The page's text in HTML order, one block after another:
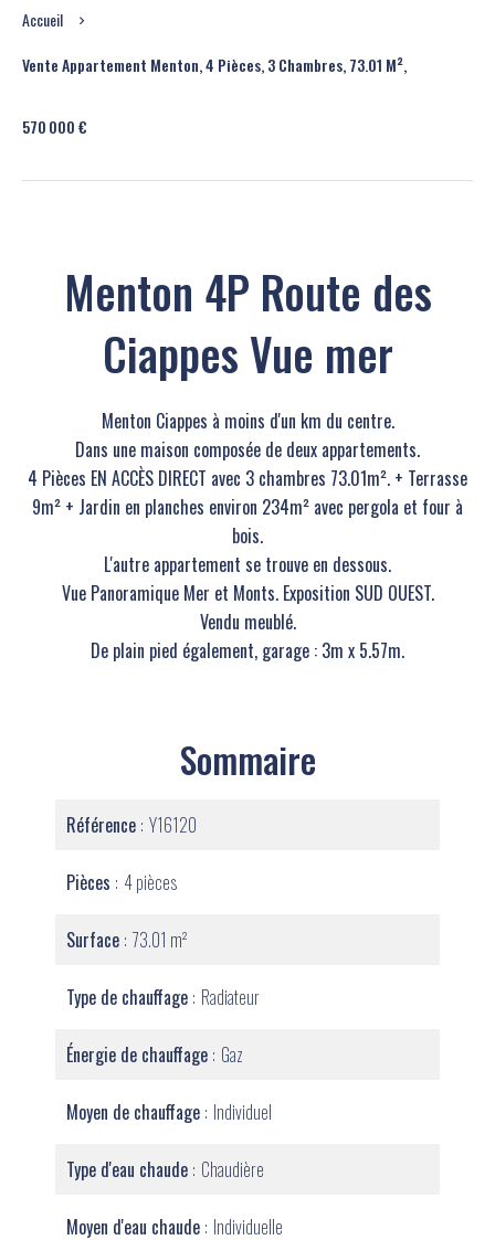
Accueil
Vente Appartement Menton, 4 Pièces, 3 Chambres, 73.01 M²,
570 000 €
Menton 4P Route des
Ciappes Vue mer
Menton Ciappes à moins d'un km du centre.
Dans une maison composée de deux appartements.
4 Pièces EN ACCÈS DIRECT avec 3 chambres 73.01m². + Terrasse
9m² + Jardin en planches environ 234m² avec pergola et four à
bois.
L'autre appartement se trouve en dessous.
Vue Panoramique Mer et Monts. Exposition SUD OUEST.
Vendu meublé.
De plain pied également, garage : 3m x 5.57m.
Sommaire
Référence Y16120
Pièces 4 pièces
Surface 73.01 m²
Type de chauffage Radiateur
Énergie de chauffage Gaz
Moyen de chauffage Individuel
Type d'eau chaude Chaudière
Moyen d'eau chaude Individuelle